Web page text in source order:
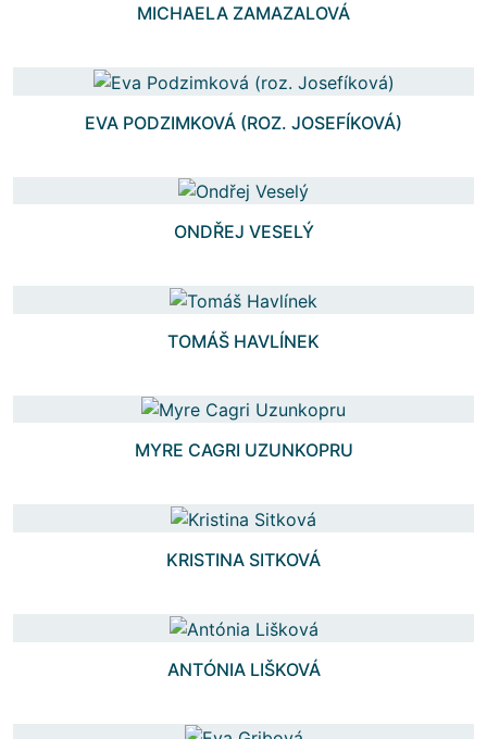
MICHAELA ZAMAZALOVÁ
EVA PODZIMKOVÁ (ROZ. JOSEFÍKOVÁ)
ONDŘEJ VESELÝ
TOMÁŠ HAVLÍNEK
MYRE CAGRI UZUNKOPRU
KRISTINA SITKOVÁ
ANTÓNIA LIŠKOVÁ